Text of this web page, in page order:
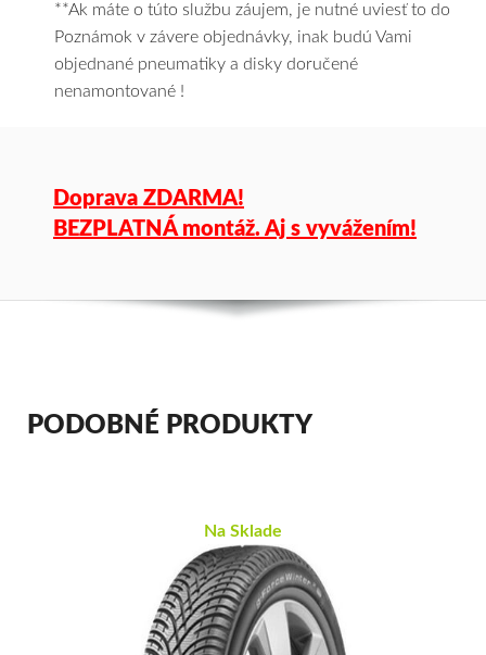
**Ak máte o túto službu záujem, je nutné uviesť to do
Poznámok v závere objednávky, inak budú Vami
objednané pneumatiky a disky doručené
nenamontované !
Doprava ZDARMA!
BEZPLATNÁ montáž. Aj s vyvážením!
PODOBNÉ PRODUKTY
Na Sklade